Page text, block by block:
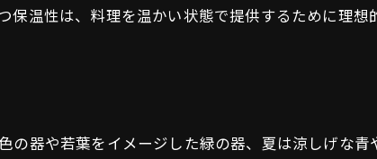
する食器選び
る食器の楽しみ方
温性は、料理を温かい状態で提供するために理想
器や若葉をイメージした緑の器、夏は涼しげな